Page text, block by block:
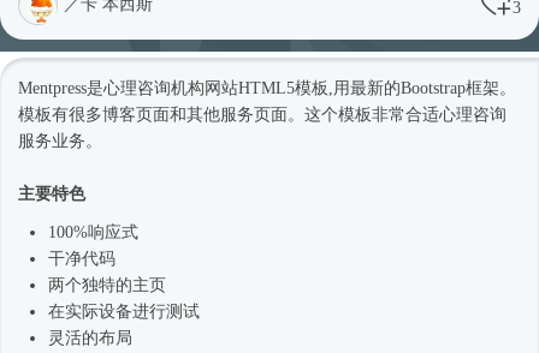
／卡 本西斯 3
Mentpress是心理咨询机构网站HTML5模板 ,用最新的Bootstrap框架 。
模板有很多博客页面和其他服务页面。这个模板非常合适心理咨询
服务业务。
主要特色
100%响应式
干净代码
两个独特的主页
在实际设备进行测试
灵活的布局